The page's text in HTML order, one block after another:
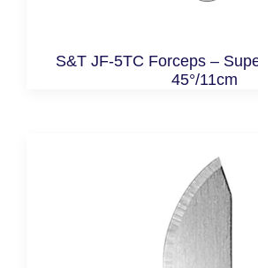
S&T JF-5TC Forceps –
45°/11cm